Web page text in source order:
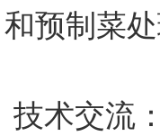
和预制菜
技术交流